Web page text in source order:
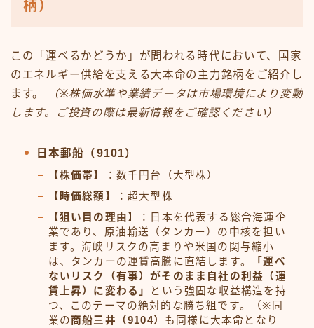
柄）
この「運べるかどうか」が問われる時代において、国家
のエネルギー供給を支える大本命の主力銘柄をご紹介し
ます。
（※株価水準や業績データは市場環境により変動
します。ご投資の際は最新情報をご確認ください）
日本郵船（9101）
【株価帯】
：数千円台（大型株）
【時価総額】
：超大型株
【狙い目の理由】
：日本を代表する総合海運企
業であり、原油輸送（タンカー）の中核を担い
ます。海峡リスクの高まりや米国の関与縮小
は、タンカーの運賃高騰に直結します。
「運べ
ないリスク（有事）がそのまま自社の利益（運
賃上昇）に変わる」
という強固な収益構造を持
つ、このテーマの絶対的な勝ち組です。（※同
業の商船三井（9104） も同様に大本命となり